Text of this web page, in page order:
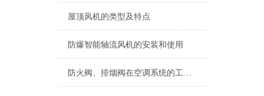
屋顶风机的类型及特点
防爆智能轴流风机的安装和使用
防火阀、排烟阀在空调系统的工程质量